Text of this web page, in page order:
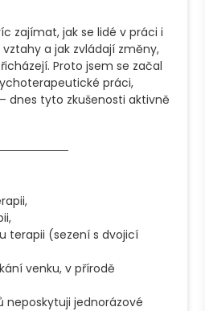
zajímat, jak se lidé v práci i
a jak zvládají změny,
Proto jsem se začal
práci,
dnes tyto zkušenosti aktivně
terapii (sezení s dvojicí
venku, v přírodě
neposkytuji jednorázové